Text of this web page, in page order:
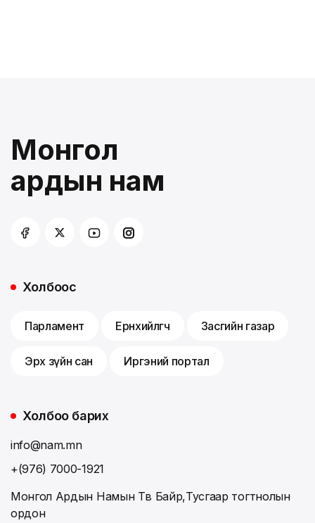
Монгол
ардын нам
Холбоос
Парламент Ерөнхийлөгч Засгийн газар
Эрх зүйн сан Иргэний портал
Холбоо барих
info@nam.mn
+(976) 7000-1921
Монгол Ардын Намын Төв Байр,Тусгаар тогтнолын
ордон